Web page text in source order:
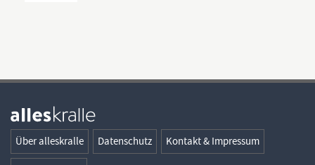
Über alleskralle Datenschutz Kontakt & Impressum